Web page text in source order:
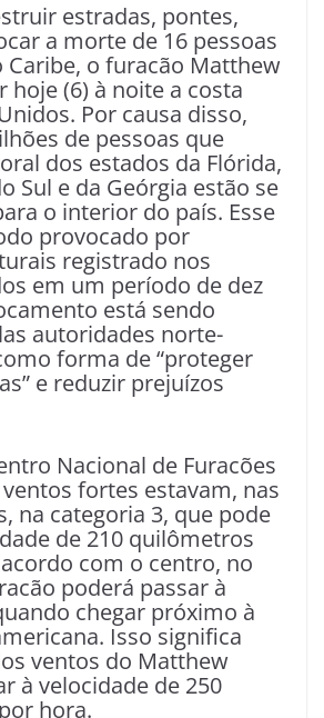
estradas, pontes,
a morte de 16 pessoas
Caribe, o furacão Matthew
hoje (6) à noite a costa
Por causa disso,
de pessoas que
dos estados da Flórida,
Sul e da Geórgia estão se
o interior do país. Esse
provocado por
registrado nos
em um período de dez
está sendo
autoridades norte-
forma de “proteger
e reduzir prejuízos
Nacional de Furacões
fortes estavam, nas
na categoria 3, que pode
de 210 quilômetros
com o centro, no
poderá passar à
chegar próximo à
Isso significa
ventos do Matthew
à velocidade de 250
hora.